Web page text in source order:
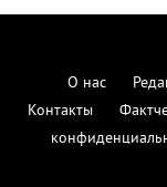
О нас
Контакты